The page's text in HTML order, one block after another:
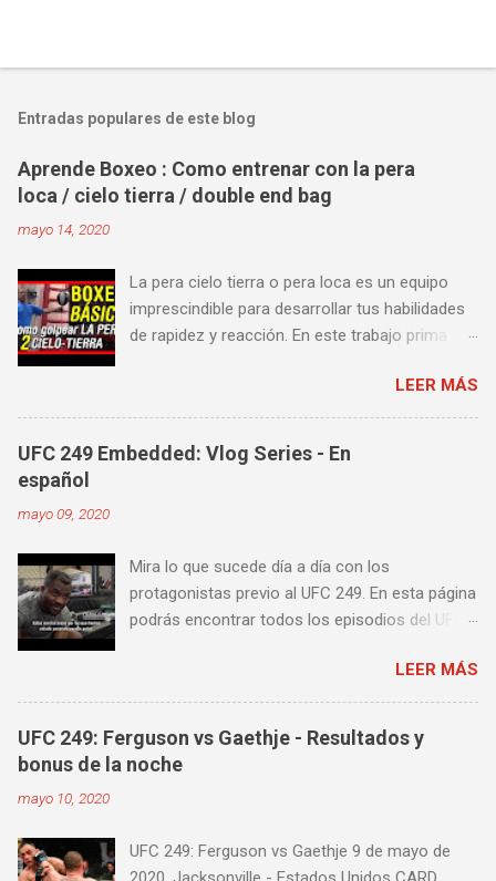
Entradas populares de este blog
Aprende Boxeo : Como entrenar con la pera
loca / cielo tierra / double end bag
mayo 14, 2020
La pera cielo tierra o pera loca es un equipo
imprescindible para desarrollar tus habilidades
de rapidez y reacción. En este trabajo prima
fuerza o la contundencia. Este trabajo también
es fenomenal para desarrollar esquives y
contra golpes a alta velocidad; así como
también las entradas rápidas para acortar
algunos videos donde puedes aprender a
golpear la pera cielo tierra o pera loca. En esta
lista de videos podrás ver diversos tipos de
LEER MÁS
UFC 249 Embedded: Vlog Series - En
español
mayo 09, 2020
Mira lo que sucede día a día con los
protagonistas previo al UFC 249. En esta página
podrás encontrar todos los episodios del UFC
castellano. Te sugiero que estés pendiente ya
que día a día iremos actualizando está pagina
con un nuevo episodio del UFC 249 Embedded:
Vlog Series. Episodio 1 Episodio 2
LEER MÁS
UFC 249: Ferguson vs Gaethje - Resultados y
bonus de la noche
mayo 10, 2020
UFC 249: Ferguson vs Gaethje 9 de mayo de